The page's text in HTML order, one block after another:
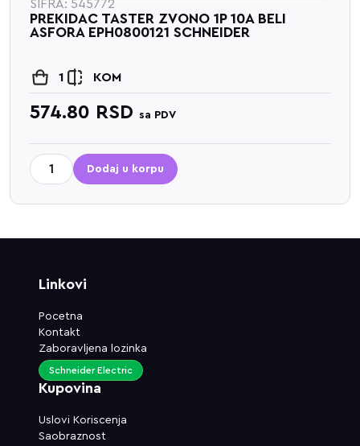
ŠIFRA: 545772
PREKIDAC TASTER ZVONO 1P 10A BELI
ASFORA EPH0800121 SCHNEIDER
1 KOM
574.80 RSD sa PDV
Dodaj u korpu
Linkovi
Pocetna
Kontakt
Zaboravljena lozinka
Kupovina
Uslovi Koriscenja
Saobraznost
Schneider Electric